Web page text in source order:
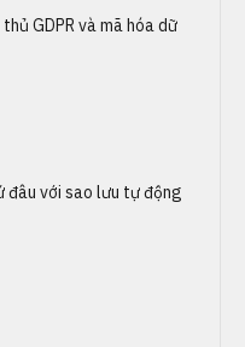
GDPR và mã hóa dữ
đâu với sao lưu tự động